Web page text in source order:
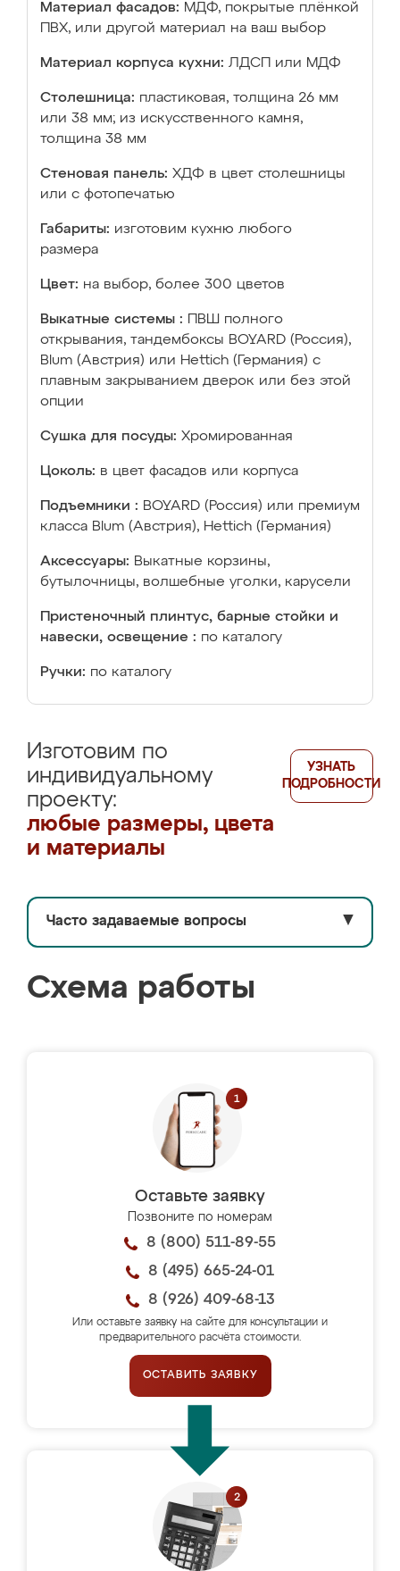
Материал фасадов: МДФ, покрытые плёнкой
ПВХ, или другой материал на ваш выбор
Материал корпуса кухни: ЛДСП или МДФ
Столешница: пластиковая, толщина 26 мм
или 38 мм; из искусственного камня,
толщина 38 мм
Стеновая панель: ХДФ в цвет столешницы
или с фотопечатью
Габариты: изготовим кухню любого
размера
Цвет: на выбор, более 300 цветов
Выкатные системы :
ПВШ полного
открывания, тандембоксы BOYARD (Россия),
Blum (Австрия) или Hettich (Германия) с
плавным закрыванием дверок или без этой
опции
Сушка для посуды: Хромированная
Цоколь: в цвет фасадов или корпуса
Подъемники : BOYARD (Россия) или премиум
класса Blum (Австрия), Hettich (Германия)
Аксессуары: Выкатные корзины,
бутылочницы, волшебные уголки, карусели
Пристеночный плинтус, барные стойки и
навески, освещение : по каталогу
Ручки: по каталогу
Изготовим по
индивидуальному
проекту:
любые размеры, цвета
и материалы
УЗНАТЬ
ПОДРОБНОСТИ
Часто задаваемые вопросы ▼
Схема работы
Оставьте заявку
Позвоните по номерам
8 (800) 511-89-55
8 (495) 665-24-01
8 (926) 409-68-13
Или оставьте заявку на сайте для консультации и
предварительного расчёта стоимости.
ОСТАВИТЬ ЗАЯВКУ